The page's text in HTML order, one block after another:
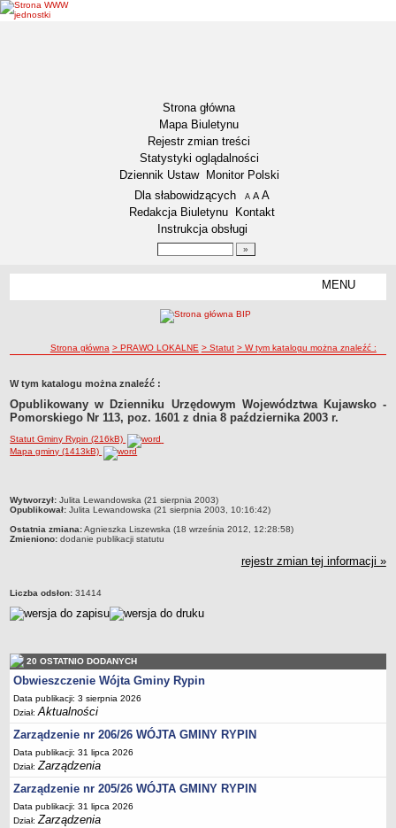
Strona główna
Mapa Biuletynu
Rejestr zmian treści
Statystyki oglądalności
Dziennik Ustaw
Monitor Polski
Menu dodatkowe
Dla słabowidzących A pomniejsz czcionkę
A standardowy rozmiar czcionki
A
Redakcja Biuletynu
Kontakt
Instrukcja obsługi
MENU
Status gminy
Insygnia gminy
Dane statystyczne
Zadania publiczne
Związki i stowarzyszenia
Rejestr zbiorów danych osobowych
Rejestr instytucji kultury
URZĄD GMINY
Dane teleadresowe
Czas pracy urzędu
Nr konta bankowego, NIP, REGON
Pracownicy urzędu - urząd gminy
Pracownicy urzędu - baza magazynowo - warsztatowa
Kompetencje referatów
Regulamin organizacyjny
Regulamin naboru na wolne stanowiska urzędnicze
Ogłoszenia o naborze na wolne stanowiska urzędnicze
ścieżka nawigacji
Strona główna > PRAWO LOKALNE > Statut > W tym katalogu można znaleźć :
W tym katalogu można znaleźć :
Opublikowany w Dzienniku Urzędowym Województwa Kujawsko -
Pomorskiego Nr 113, poz. 1601 z dnia 8 października 2003 r.
Statut Gminy Rypin (216kB)
Mapa gminy (1413kB)
metryczka
Wytworzył: Julita Lewandowska (21 sierpnia 2003)
Opublikował: Julita Lewandowska (21 sierpnia 2003, 10:16:42)
Ostatnia zmiana:Agnieszka Liszewska (18 września 2012, 12:28:58)
Zmieniono: dodanie publikacji statutu
rejestr zmian tej informacji »
Liczba odsłon: 31414
20 OSTATNIO DODANYCH
Obwieszczenie Wójta Gminy Rypin
Data publikacji: 3 sierpnia 2026
Dział:Aktualności
Zarządzenie nr 206/26 WÓJTA GMINY RYPIN
Data publikacji: 31 lipca 2026
Dział:Zarządzenia
Zarządzenie nr 205/26 WÓJTA GMINY RYPIN
Data publikacji: 31 lipca 2026
Dział:Zarządzenia